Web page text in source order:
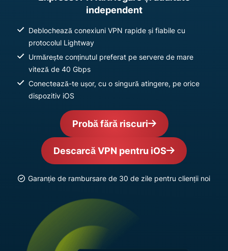
independent
Deblochează conexiuni VPN rapide și fiabile cu
protocolul Lightway
Urmărește conținutul preferat pe servere de mare
viteză de 40 Gbps
Conectează-te ușor, cu o singură atingere, pe orice
dispozitiv iOS
Probă fără riscuri
Descarcă VPN pentru iOS
Garanție de rambursare de 30 de zile pentru clienții noi